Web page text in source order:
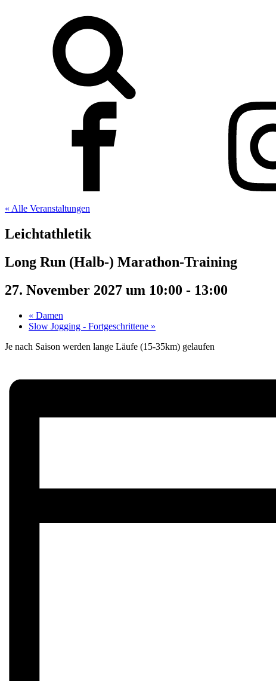
« Alle Veranstaltungen
Leichtathletik
Long Run (Halb-) Marathon-Training
27. November 2027 um 10:00 - 13:00
« Damen
Slow Jogging - Fortgeschrittene »
Je nach Saison werden lange Läufe (15-35km) gelaufen